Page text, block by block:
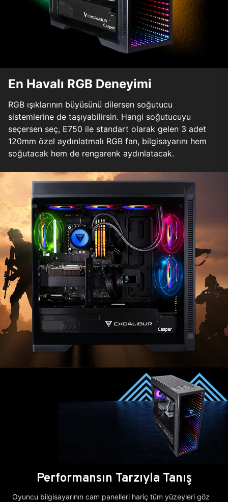
En Havalı RGB Deneyimi
RGB ışıklarının büyüsünü dilersen soğutucu
sistemlerine de taşıyabilirsin. Hangi soğutucuyu
seçersen seç, E750 ile standart olarak gelen 3 adet
120mm özel aydınlatmalı RGB fan, bilgisayarını hem
soğutacak hem de rengarenk aydınlatacak.
Performansın Tarzıyla Tanış
Oyuncu bilgisayarının cam panelleri hariç tüm yüzeyleri göz